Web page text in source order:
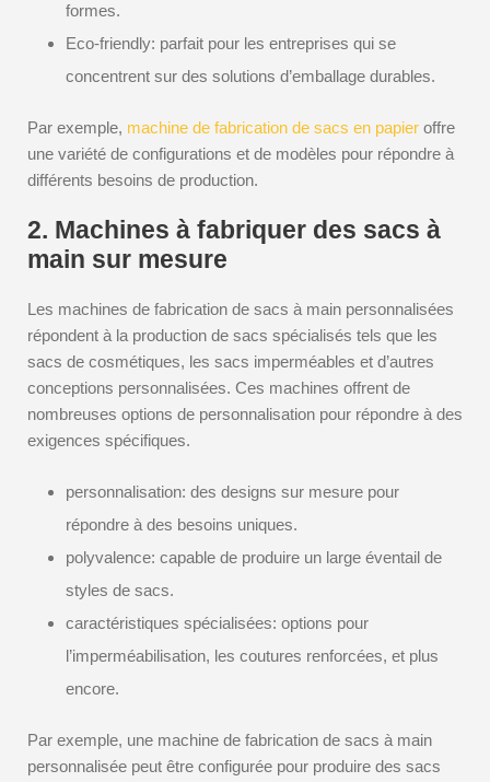
formes.
Eco-friendly: parfait pour les entreprises qui se
concentrent sur des solutions d’emballage durables.
Par exemple, machine de fabrication de sacs en papier offre
une variété de configurations et de modèles pour répondre à
différents besoins de production.
2. Machines à fabriquer des sacs à
main sur mesure
Les machines de fabrication de sacs à main personnalisées
répondent à la production de sacs spécialisés tels que les
sacs de cosmétiques, les sacs imperméables et d’autres
conceptions personnalisées. Ces machines offrent de
nombreuses options de personnalisation pour répondre à des
exigences spécifiques.
personnalisation: des designs sur mesure pour
répondre à des besoins uniques.
polyvalence: capable de produire un large éventail de
styles de sacs.
caractéristiques spécialisées: options pour
l’imperméabilisation, les coutures renforcées, et plus
encore.
Par exemple, une machine de fabrication de sacs à main
personnalisée peut être configurée pour produire des sacs